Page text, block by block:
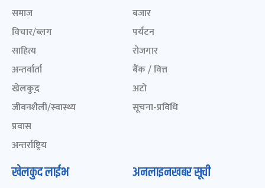
समाज
विचार/ब्लग
साहित्य
अन्तर्वार्ता
खेलकुद़़
जीवनशैली/स्वास्थ्य
प्रवास
अन्तर्राष्ट्रिय
बजार
पर्यटन
रोजगार
बैंक / वित्त
अटो
सूचना-प्रविधि
खेलकुद लाईभ अनलाइनखबर सूची